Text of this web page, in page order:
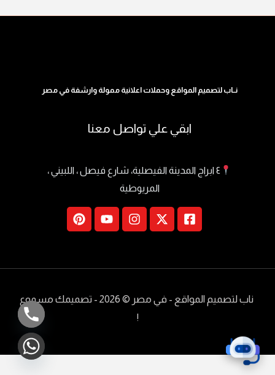
نــاب لتصميم المواقع وحملات اعلانية ممولة وارشفة في مصر
ابقي علي تواصل معنا
٤ ابراج المدينة الفيصلية، شارع فيصل ، اللبيني ،
المريوطية
ناب لتصميم المواقع - في مصر
© 2026 - تصميمك مسموع
!